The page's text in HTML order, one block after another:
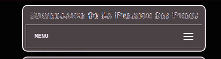
MENU